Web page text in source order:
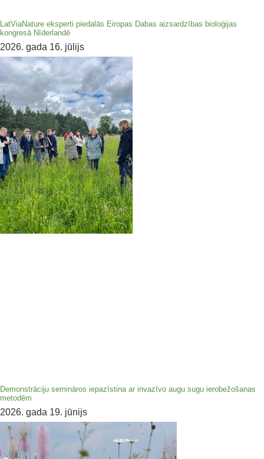
LatViaNature eksperti piedalās Eiropas Dabas aizsardzības bioloģijas
kongresā Nīderlandē
2026. gada 16. jūlijs
Demonstrāciju semināros iepazīstina ar invazīvo augu sugu ierobežošanas
metodēm
2026. gada 19. jūnijs